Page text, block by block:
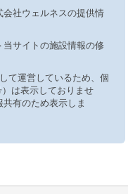
社ウェルネスの提供情
サイトの施設情報の修
て運営しているため、個
は表示しておりませ
有のため表示しま